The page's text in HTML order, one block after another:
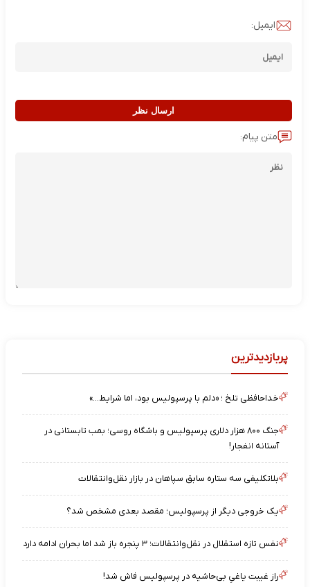
ایمیل:
ارسال نظر
متن پیام:
پربازدیدترین
خداحافظی تلخ ؛ «دلم با پرسپولیس بود، اما شرایط…»
جنگ ۸۰۰ هزار دلاری پرسپولیس و باشگاه روسی؛ بمب تابستانی در
آستانه انفجار!
بلاتکلیفی سه ستاره سابق سپاهان در بازار نقل‌وانتقالات
یک خروجی دیگر از پرسپولیس؛ مقصد بعدی مشخص شد؟
نفس تازه استقلال در نقل‌وانتقالات؛ ۳ پنجره باز شد اما بحران ادامه دارد
راز غیبت یاغیِ بی‌حاشیه در پرسپولیس فاش شد!